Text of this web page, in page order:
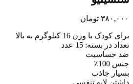
۳۸۰,۰۰۰ تومان
برای کودک با وزن 16 کیلوگرم به بالا
تعداد در بسته: 15 عدد
ضد حساسیت
جنس 100٪
بسیار جاذب
داشتن لایه تنفسی